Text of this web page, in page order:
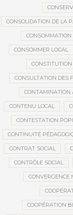
CONSOLIDATION DE LA
CONSOMMATION
CONSOMMER LOCAL
CONSULTATION DES
CONTAMINATION
CONTENU LOCAL
CONTESTATION
CONTINUITÉ
CONTRAT SOCIAL
CONTRÔLE SOCIAL
CONVERGENCE
COOPÉRATION